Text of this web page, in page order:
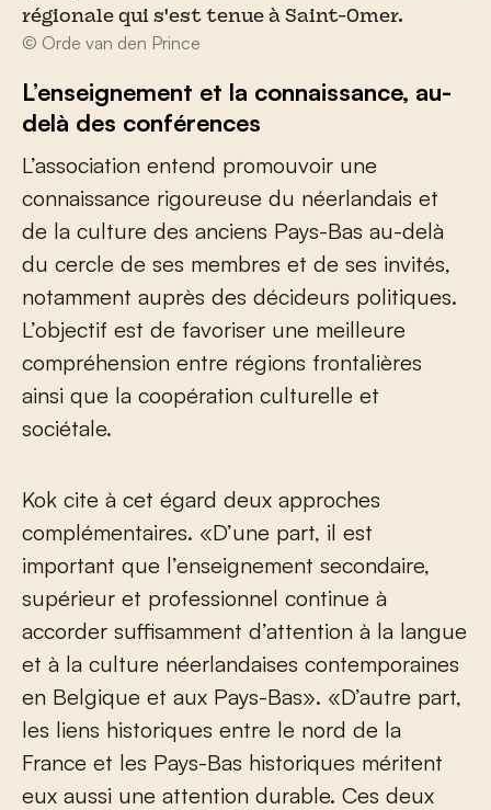
régionale qui s'est tenue à Saint-Omer.
© Orde van den Prince
L’enseignement et la connaissance, au-
delà des conférences
L’association entend promouvoir une
connaissance rigoureuse du néerlandais et
de la culture des anciens Pays-Bas au-delà
du cercle de ses membres et de ses invités,
notamment auprès des décideurs politiques.
L’objectif est de favoriser une meilleure
compréhension entre régions frontalières
ainsi que la coopération culturelle et
sociétale.
Kok cite à cet égard deux approches
complémentaires. «D’une part, il est
important que l’enseignement secondaire,
supérieur et professionnel continue à
accorder suffisamment d’attention à la langue
et à la culture néerlandaises contemporaines
en Belgique et aux Pays-Bas». «D’autre part,
les liens historiques entre le nord de la
France et les Pays-Bas historiques méritent
eux aussi une attention durable. Ces deux